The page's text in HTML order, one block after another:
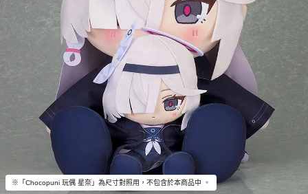
※「Chocopuni 玩偶 星奈」為尺寸對照用，不包含於本商品中 。